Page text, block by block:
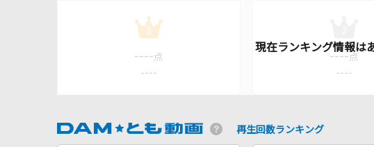
1
---- 点
----
---- 点
----
再生回数ランキング